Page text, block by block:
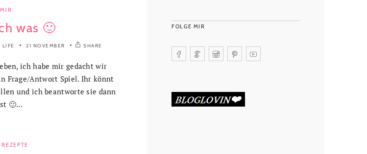
was 🙂
LIFE 21 NOVEMBER SHARE
ich habe mir gedacht wir
Frage/Antwort Spiel. Ihr könnt
und ich beantworte sie dann
🙂...
REZEPTE
FOLGE MIR